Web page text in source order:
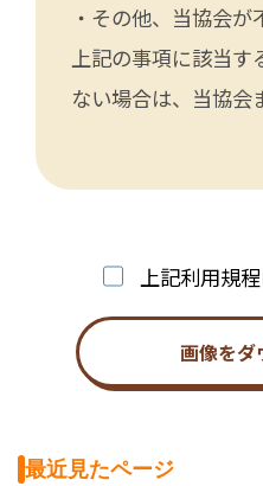
・その他、当協会が
上記の事項に該当
ない場合は、当協会
上記利用規
画像をダ
最近見たページ